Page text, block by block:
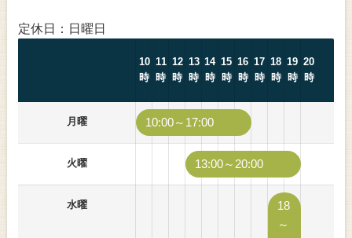
定休日：日曜日
10
時
11
時
12
時
13
時
14
時
15
時
16
時
17
時
18
時
19
時
20
時
月曜 10:00～17:00
火曜 13:00～20:00
水曜
18
～